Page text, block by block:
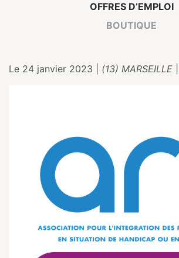
OFFRES D’EMPLOI
BOUTIQUE
Le 24 janvier 2023 | (13) MARSEILLE